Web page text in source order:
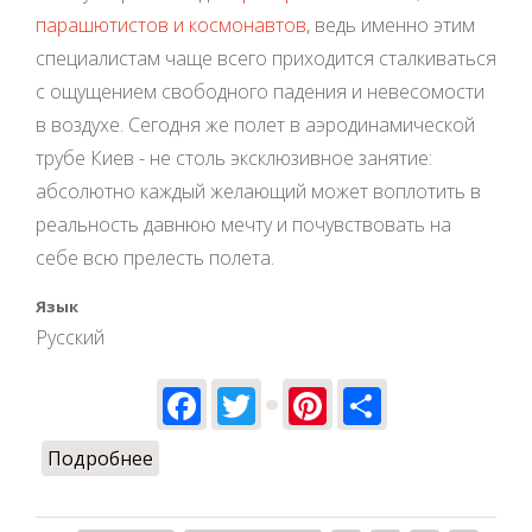
парашютистов и космонавтов, ведь именно этим
специалистам чаще всего приходится сталкиваться
с ощущением свободного падения и невесомости
в воздухе. Сегодня же полет в аэродинамической
трубе Киев - не столь эксклюзивное занятие:
абсолютно каждый желающий может воплотить в
реальность давнюю мечту и почувствовать на
себе всю прелесть полета.
Язык
Русский
Facebook
TwitterPinterest
Подробнее